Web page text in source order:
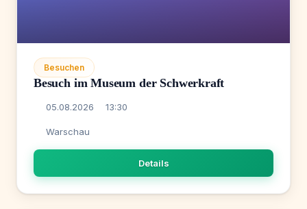
Besuchen
Besuch im Museum der Schwerkraft
05.08.2026 13:30
Warschau
Details